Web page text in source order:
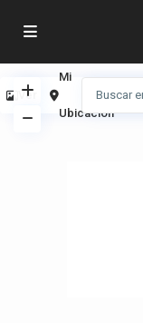
Ver
Mi
Ubicación